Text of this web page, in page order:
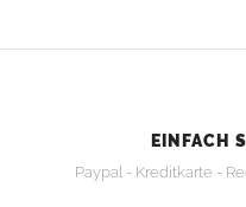
EINFACH
Paypal - Kreditkarte -